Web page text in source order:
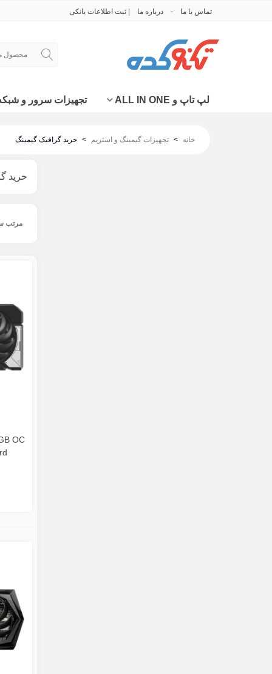
تماس با ما درباره ما | ثبت اطلاعات بانکی
لپ تاپ و ALL IN ONE تجهیزات سرور و
خانه > تجهیزات گیمینگ و استریم > خرید گرافیک گیمینگ
خرید
مرتب
OC